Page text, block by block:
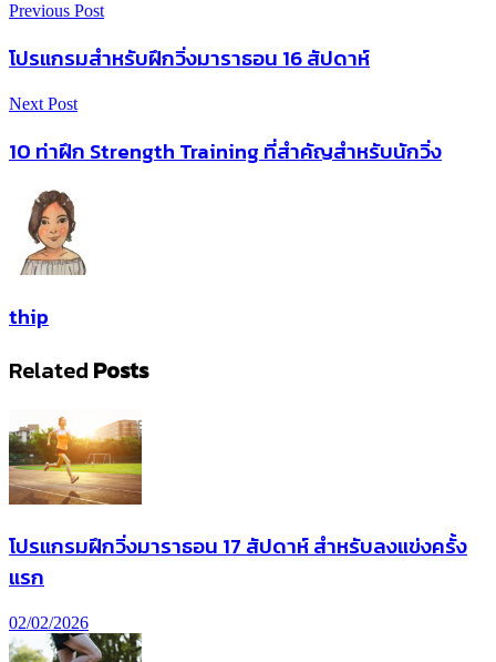
Previous Post
โปรแกรมสำหรับฝึกวิ่งมาราธอน 16 สัปดาห์
Next Post
10 ท่าฝึก Strength Training ที่สำคัญสำหรับนักวิ่ง
thip
Related Posts
โปรแกรมฝึกวิ่งมาราธอน 17 สัปดาห์ สำหรับลงแข่งครั้ง
แรก
02/02/2026